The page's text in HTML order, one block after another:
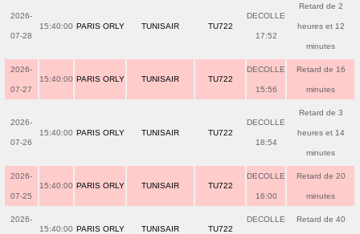
2026-
07-28
15:40:00 PARIS ORLY TUNISAIR TU722
DECOLLE
17:52
Retard de 2
heures et 12
minutes
2026-
07-27
15:40:00 PARIS ORLY TUNISAIR TU722
DECOLLE
15:56
Retard de 16
minutes
2026-
07-26
15:40:00 PARIS ORLY TUNISAIR TU722
DECOLLE
18:54
Retard de 3
heures et 14
minutes
2026-
07-25
15:40:00 PARIS ORLY TUNISAIR TU722
DECOLLE
16:00
Retard de 20
minutes
2026-
15:40:00 PARIS ORLY TUNISAIR TU722
DECOLLE Retard de 40